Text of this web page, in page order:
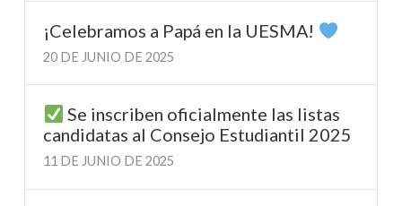
¡Celebramos a Papá en la UESMA!
20 DE JUNIO DE 2025
Se inscriben oficialmente las listas
candidatas al Consejo Estudiantil 2025
11 DE JUNIO DE 2025